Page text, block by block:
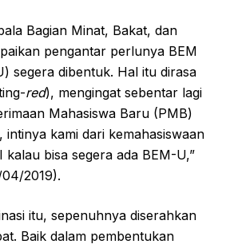
Bagian Minat, Bakat, dan
pengantar perlunya BEM
segera dibentuk. Hal itu dirasa
red), mengingat sebentar lagi
Mahasiswa Baru (PMB)
intinya kami dari kemahasiswaan
bisa segera ada BEM-U,”
2019).
itu, sepenuhnya diserahkan
Baik dalam pembentukan